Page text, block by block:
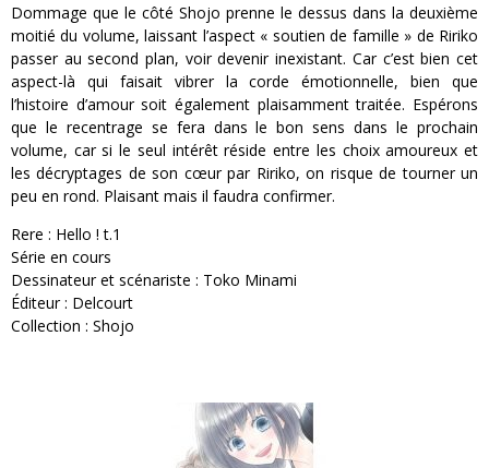
Dommage que le côté Shojo prenne le dessus dans la deuxième
moitié du volume, laissant l’aspect « soutien de famille » de Ririko
passer au second plan, voir devenir inexistant. Car c’est bien cet
aspect-là qui faisait vibrer la corde émotionnelle, bien que
l’histoire d’amour soit également plaisamment traitée. Espérons
que le recentrage se fera dans le bon sens dans le prochain
volume, car si le seul intérêt réside entre les choix amoureux et
les décryptages de son cœur par Ririko, on risque de tourner un
peu en rond. Plaisant mais il faudra confirmer.
Rere : Hello ! t.1
Série en cours
Dessinateur et scénariste : Toko Minami
Éditeur : Delcourt
Collection : Shojo